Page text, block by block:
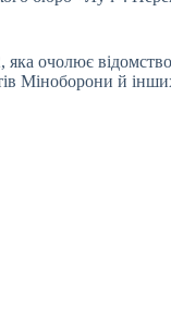
очолює
Міноборони й